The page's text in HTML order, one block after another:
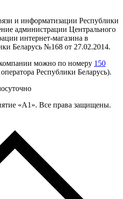
и информатизации Республики
администрации Центрального
интернет-магазина в
Беларусь №168 от 27.02.2014.
компании можно по номеру 150
Республики Беларусь).
«А1». Все права защищены.